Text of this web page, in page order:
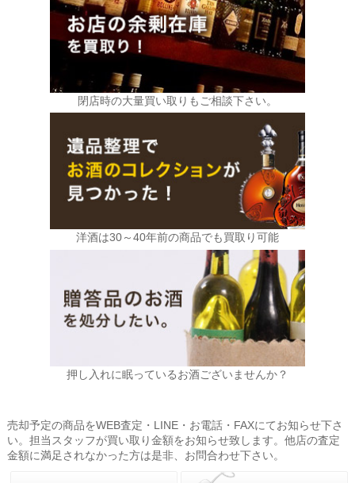
閉店時の大量買い取りもご相談下さい。
洋酒は30～40年前の商品でも買取り可能
押し入れに眠っているお酒ございませんか？
売却予定の商品をWEB査定・LINE・お電話・FAXにてお知らせ下さ
い。担当スタッフが買い取り金額をお知らせ致します。他店の査定
金額に満足されなかった方は是非、お問合わせ下さい。